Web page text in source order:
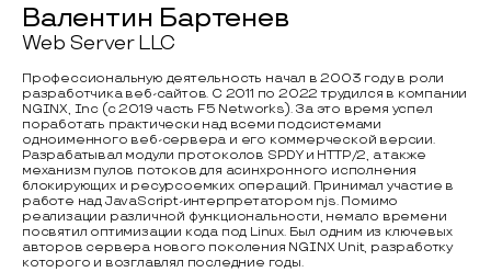
Валентин Бартенев
Web Server LLC
Профессиональную деятельность начал в 2003 году в роли
разработчика веб-сайтов. C 2011 по 2022 трудился в компании
NGINX, Inc (c 2019 часть F5 Networks). За это время успел
поработать практически над всеми подсистемами
одноименного веб-сервера и его коммерческой версии.
Разрабатывал модули протоколов SPDY и HTTP/2, а также
механизм пулов потоков для асинхронного исполнения
блокирующих и ресурсоемких операций. Принимал участие в
работе над JavaScript-интерпретатором njs. Помимо
реализации различной функциональности, немало времени
посвятил оптимизации кода под Linux. Был одним из ключевых
авторов сервера нового поколения NGINX Unit, разработку
которого и возглавлял последние годы.